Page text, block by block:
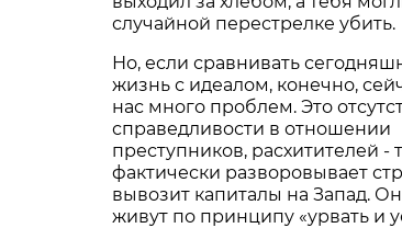
случайной перестрелке убить.
Но, если сравнивать
жизнь с идеалом, конечно,
нас много проблем. Это
справедливости в отношении
преступников, расхитителей -
фактически разворовывает
вывозит капиталы на Запад.
живут по принципу «урвать и